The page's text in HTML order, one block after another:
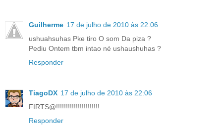
Guilherme 17 de julho de 2010 às 22:06
ushuahsuhas Pke tiro O som Da piza ?
Pediu Ontem tbm intao né ushaushuhas ?
Responder
TiagoDX 17 de julho de 2010 às 22:06
FIRTS@!!!!!!!!!!!!!!!!!!!!!!
Responder